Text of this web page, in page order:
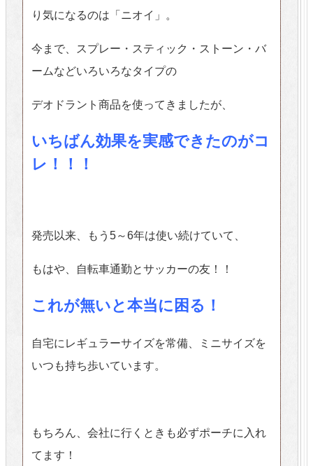
り気になるのは「ニオイ」。
今まで、スプレー・スティック・ストーン・バ
ームなどいろいろなタイプの
デオドラント商品を使ってきましたが、
いちばん効果を実感できたのがコ
レ！！！
発売以来、もう5～6年は使い続けていて、
もはや、自転車通勤とサッカーの友！！
これが無いと本当に困る！
自宅にレギュラーサイズを常備、ミニサイズを
いつも持ち歩いています。
もちろん、会社に行くときも必ずポーチに入れ
てます！